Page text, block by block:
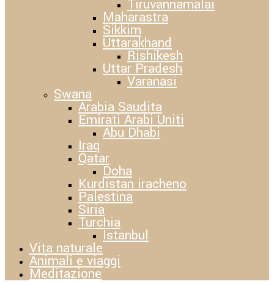
Tiruvannamalai
Maharastra
Sikkim
Uttarakhand
Rishikesh
Uttar Pradesh
Varanasi
Swana
Arabia Saudita
Emirati Arabi Uniti
Abu Dhabi
Iraq
Qatar
Doha
Kurdistan iracheno
Palestina
Siria
Turchia
Istanbul
Vita naturale
Animali e viaggi
Meditazione